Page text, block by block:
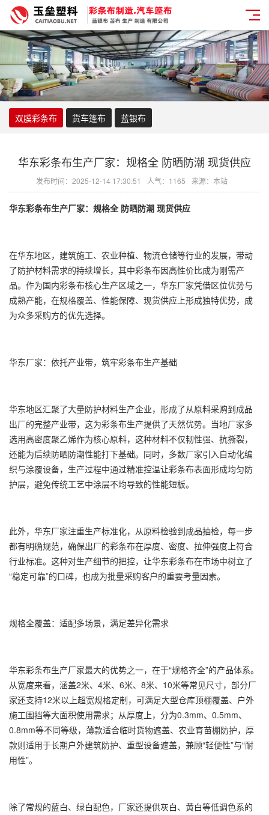
双膜彩条布 货车篷布 蓝银布
华东彩条布生产厂家：规格全 防晒防潮 现货供应
发布时间：2025-12-14 17:30:51 人气：1165 来源：本站
华东彩条布生产厂家：规格全 防晒防潮 现货供应
在华东地区，建筑施工、农业种植、物流仓储等行业的发展，带动
了防护材料需求的持续增长，其中彩条布因高性价比成为刚需产
品。作为国内彩条布核心生产区域之一，华东厂家凭借区位优势与
成熟产能，在规格覆盖、性能保障、现货供应上形成独特优势，成
为众多采购方的优先选择。
华东厂家：依托产业带，筑牢彩条布生产基础
华东地区汇聚了大量防护材料生产企业，形成了从原料采购到成品
出厂的完整产业带，这为彩条布生产提供了天然优势。当地厂家多
选用高密度聚乙烯作为核心原料，这种材料不仅韧性强、抗撕裂，
还能为后续防晒防潮性能打下基础。同时，多数厂家引入自动化编
织与涂覆设备，生产过程中通过精准控温让彩条布表面形成均匀防
护层，避免传统工艺中涂层不均导致的性能短板。
此外，华东厂家注重生产标准化，从原料检验到成品抽检，每一步
都有明确规范，确保出厂的彩条布在厚度、密度、拉伸强度上符合
行业标准。这种对生产细节的把控，让华东彩条布在市场中树立了
“稳定可靠”的口碑，也成为批量采购客户的重要考量因素。
规格全覆盖：适配多场景，满足差异化需求
华东彩条布生产厂家最大的优势之一，在于“规格齐全”的产品体系。
从宽度来看，涵盖2米、4米、6米、8米、10米等常见尺寸，部分厂
家还支持12米以上超宽规格定制，可满足大型仓库顶棚覆盖、户外
施工围挡等大面积使用需求；从厚度上，分为0.3mm、0.5mm、
0.8mm等不同等级，薄款适合临时货物遮盖、农业育苗棚防护，厚
款则适用于长期户外建筑防护、重型设备遮盖，兼顾“轻便性”与“耐
用性”。
除了常规的蓝白、绿白配色，厂家还提供灰白、黄白等低调色系的